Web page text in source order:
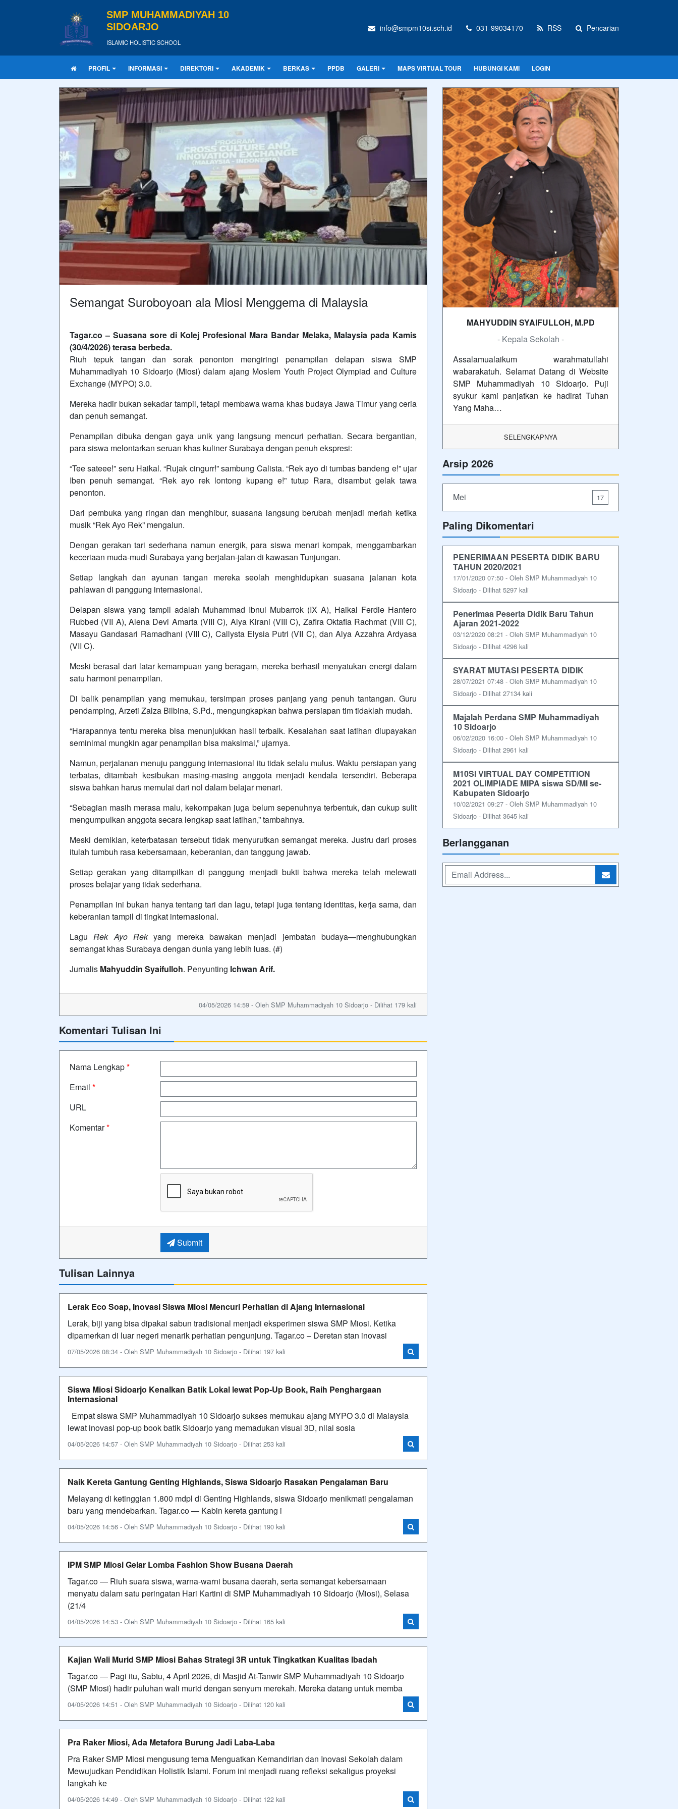
SMP MUHAMMADIYAH 10
SIDOARJO
ISLAMIC HOLISTIC SCHOOL
info@smpm10si.sch.id 031-99034170 RSS Pencarian
PROFIL INFORMASI DIREKTORI AKADEMIK BERKAS PPDB GALERI MAPS VIRTUAL TOUR HUBUNGI KAMI LOGIN
Semangat Suroboyoan ala Miosi Menggema di Malaysia
Tagar.co – Suasana sore di Kolej Profesional Mara Bandar Melaka, Malaysia pada Kamis
(30/4/2026) terasa berbeda.
Riuh tepuk tangan dan sorak penonton mengiringi penampilan delapan siswa SMP
Muhammadiyah 10 Sidoarjo (Miosi) dalam ajang Moslem Youth Project Olympiad and Culture
Exchange (MYPO) 3.0.
Mereka hadir bukan sekadar tampil, tetapi membawa warna khas budaya Jawa Timur yang ceria
dan penuh semangat.
Penampilan dibuka dengan gaya unik yang langsung mencuri perhatian. Secara bergantian,
para siswa melontarkan seruan khas kuliner Surabaya dengan penuh ekspresi:
“Tee sateee!” seru Haikal. “Rujak cingurr!” sambung Calista. “Rek ayo di tumbas bandeng e!” ujar
Iben penuh semangat. “Rek ayo rek lontong kupang e!” tutup Rara, disambut gelak tawa
penonton.
Dari pembuka yang ringan dan menghibur, suasana langsung berubah menjadi meriah ketika
musik “Rek Ayo Rek” mengalun.
Dengan gerakan tari sederhana namun energik, para siswa menari kompak, menggambarkan
keceriaan muda-mudi Surabaya yang berjalan-jalan di kawasan Tunjungan.
Setiap langkah dan ayunan tangan mereka seolah menghidupkan suasana jalanan kota
pahlawan di panggung internasional.
Delapan siswa yang tampil adalah Muhammad Ibnul Mubarrok (IX A), Haikal Ferdie Hantero
Rubbed (VII A), Alena Devi Amarta (VIII C), Alya Kirani (VIII C), Zafira Oktafia Rachmat (VIII C),
Masayu Gandasari Ramadhani (VIII C), Callysta Elysia Putri (VII C), dan Alya Azzahra Ardyasa
(VII C).
Meski berasal dari latar kemampuan yang beragam, mereka berhasil menyatukan energi dalam
satu harmoni penampilan.
Di balik penampilan yang memukau, tersimpan proses panjang yang penuh tantangan. Guru
pendamping, Arzeti Zalza Bilbina, S.Pd., mengungkapkan bahwa persiapan tim tidaklah mudah.
“Harapannya tentu mereka bisa menunjukkan hasil terbaik. Kesalahan saat latihan diupayakan
seminimal mungkin agar penampilan bisa maksimal,” ujarnya.
Namun, perjalanan menuju panggung internasional itu tidak selalu mulus. Waktu persiapan yang
terbatas, ditambah kesibukan masing-masing anggota menjadi kendala tersendiri. Beberapa
siswa bahkan harus memulai dari nol dalam belajar menari.
“Sebagian masih merasa malu, kekompakan juga belum sepenuhnya terbentuk, dan cukup sulit
mengumpulkan anggota secara lengkap saat latihan,” tambahnya.
Meski demikian, keterbatasan tersebut tidak menyurutkan semangat mereka. Justru dari proses
itulah tumbuh rasa kebersamaan, keberanian, dan tanggung jawab.
Setiap gerakan yang ditampilkan di panggung menjadi bukti bahwa mereka telah melewati
proses belajar yang tidak sederhana.
Penampilan ini bukan hanya tentang tari dan lagu, tetapi juga tentang identitas, kerja sama, dan
keberanian tampil di tingkat internasional.
LaguRek Ayo Rekyang mereka bawakan menjadi jembatan budaya—menghubungkan
semangat khas Surabaya dengan dunia yang lebih luas. (#)
Jurnalis Mahyuddin Syaifulloh. Penyunting Ichwan Arif.
04/05/2026 14:59 - Oleh SMP Muhammadiyah 10 Sidoarjo - Dilihat 179 kali
Komentari Tulisan Ini
Nama Lengkap*
Email *
URL
Komentar*
Submit
Tulisan Lainnya
Lerak Eco Soap, Inovasi Siswa Miosi Mencuri Perhatian di Ajang Internasional
Lerak, biji yang bisa dipakai sabun tradisional menjadi eksperimen siswa SMP Miosi. Ketika
dipamerkan di luar negeri menarik perhatian pengunjung. Tagar.co – Deretan stan inovasi
07/05/2026 08:34 - Oleh SMP Muhammadiyah 10 Sidoarjo - Dilihat 197 kali
Siswa Miosi Sidoarjo Kenalkan Batik Lokal lewat Pop-Up Book, Raih Penghargaan
Internasional
Empat siswa SMP Muhammadiyah 10 Sidoarjo sukses memukau ajang MYPO 3.0 di Malaysia
lewat inovasi pop-up book batik Sidoarjo yang memadukan visual 3D, nilai sosia
04/05/2026 14:57 - Oleh SMP Muhammadiyah 10 Sidoarjo - Dilihat 253 kali
Naik Kereta Gantung Genting Highlands, Siswa Sidoarjo Rasakan Pengalaman Baru
Melayang di ketinggian 1.800 mdpl di Genting Highlands, siswa Sidoarjo menikmati pengalaman
baru yang mendebarkan. Tagar.co — Kabin kereta gantung i
04/05/2026 14:56 - Oleh SMP Muhammadiyah 10 Sidoarjo - Dilihat 190 kali
IPM SMP Miosi Gelar Lomba Fashion Show Busana Daerah
Tagar.co — Riuh suara siswa, warna-warni busana daerah, serta semangat kebersamaan
menyatu dalam satu peringatan Hari Kartini di SMP Muhammadiyah 10 Sidoarjo (Miosi), Selasa
(21/4
04/05/2026 14:53 - Oleh SMP Muhammadiyah 10 Sidoarjo - Dilihat 165 kali
Kajian Wali Murid SMP Miosi Bahas Strategi 3R untuk Tingkatkan Kualitas Ibadah
Tagar.co — ​Pagi itu, Sabtu, 4 April 2026, di Masjid At-Tanwir SMP Muhammadiyah 10 Sidoarjo
(SMP Miosi) hadir puluhan wali murid dengan senyum merekah. Mereka datang untuk memba
04/05/2026 14:51 - Oleh SMP Muhammadiyah 10 Sidoarjo - Dilihat 120 kali
Pra Raker Miosi, Ada Metafora Burung Jadi Laba-Laba
Pra Raker SMP Miosi mengusung tema Menguatkan Kemandirian dan Inovasi Sekolah dalam
Mewujudkan Pendidikan Holistik Islami. Forum ini menjadi ruang refleksi sekaligus proyeksi
langkah ke
04/05/2026 14:49 - Oleh SMP Muhammadiyah 10 Sidoarjo - Dilihat 122 kali
MAHYUDDIN SYAIFULLOH, M.PD
- Kepala Sekolah -
Assalamualaikum warahmatullahi
wabarakatuh. Selamat Datang di Website
SMP Muhammadiyah 10 Sidoarjo. Puji
syukur kami panjatkan ke hadirat Tuhan
Yang Maha…
SELENGKAPNYA
Arsip 2026
Mei 17
Paling Dikomentari
PENERIMAAN PESERTA DIDIK BARU
TAHUN 2020/2021
17/01/2020 07:50 - Oleh SMP Muhammadiyah 10
Sidoarjo - Dilihat 5297 kali
Penerimaa Peserta Didik Baru Tahun
Ajaran 2021-2022
03/12/2020 08:21 - Oleh SMP Muhammadiyah 10
Sidoarjo - Dilihat 4296 kali
SYARAT MUTASI PESERTA DIDIK
28/07/2021 07:48 - Oleh SMP Muhammadiyah 10
Sidoarjo - Dilihat 27134 kali
Majalah Perdana SMP Muhammadiyah
10 Sidoarjo
06/02/2020 16:00 - Oleh SMP Muhammadiyah 10
Sidoarjo - Dilihat 2961 kali
M10SI VIRTUAL DAY COMPETITION
2021 OLIMPIADE MIPA siswa SD/MI se-
Kabupaten Sidoarjo
10/02/2021 09:27 - Oleh SMP Muhammadiyah 10
Sidoarjo - Dilihat 3645 kali
Berlangganan